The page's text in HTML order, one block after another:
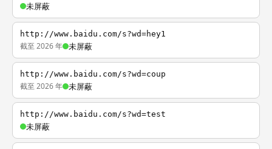
未屏蔽
http://www.baidu.com/s?wd=hey1
截至 2026 年 未屏蔽
http://www.baidu.com/s?wd=coup
截至 2026 年 未屏蔽
http://www.baidu.com/s?wd=test
未屏蔽